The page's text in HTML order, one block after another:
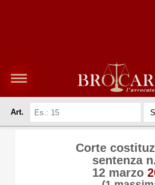
Art.
Corte
sentenza
12 marzo